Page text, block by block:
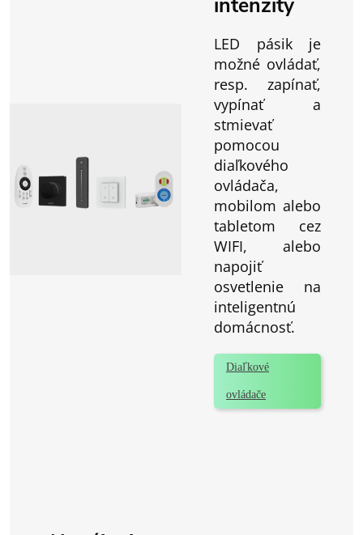
intenzity
LED pásik je
možné ovládať,
resp. zapínať,
vypínať a
stmievať
pomocou
diaľkového
ovládača,
mobilom alebo
tabletom cez
WIFI, alebo
napojiť
osvetlenie na
inteligentnú
domácnosť.
Diaľkové
ovládače